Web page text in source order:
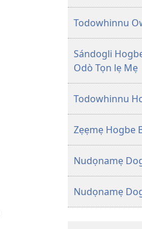
Todowhinnu
Sándogli
Odò Tọn lẹ Mẹ
Todowhinnu
Zẹẹmẹ Hogbe
Nudọnamẹ
Nudọnamẹ